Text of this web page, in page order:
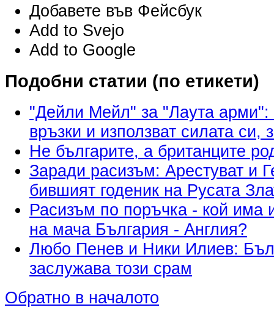
Добавете във Фейсбук
Add to Svejo
Add to Google
Подобни статии (по етикети)
"Дейли Мейл" за "Лаута арми":
връзки и използват силата си,
Не българите, а британците
Заради расизъм: Арестуват и
бившият годеник на Русата
Расизъм по поръчка - кой има
на мача България - Англия?
Любо Пенев и Ники Илиев:
заслужава този срам
Обратно в началото